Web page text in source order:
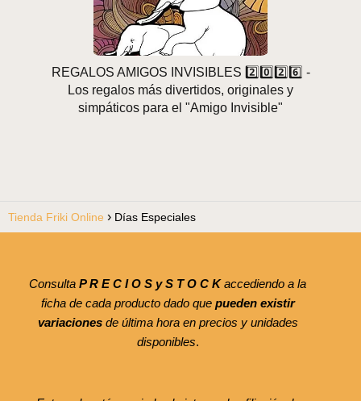
REGALOS AMIGOS INVISIBLES 2️⃣0️⃣2️⃣6️⃣ -
Los regalos más divertidos, originales y
simpáticos para el "Amigo Invisible"
Tienda Friki Online Días Especiales
Consulta P R E C I O S y S T O C Kaccediendo a la
ficha de cada producto dado que pueden existir
variacionesde última hora en precios y unidades
disponibles.